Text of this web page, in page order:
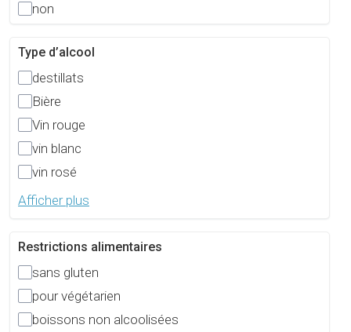
non
Type d’alcool
destillats
Bière
Vin rouge
vin blanc
vin rosé
Afficher plus
Restrictions alimentaires
sans gluten
pour végétarien
boissons non alcoolisées